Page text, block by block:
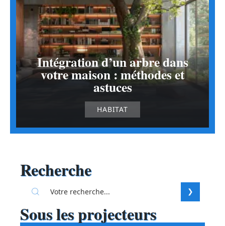
Intégration d’un arbre dans
votre maison : méthodes et
astuces
HABITAT
Recherche
Sous les projecteurs